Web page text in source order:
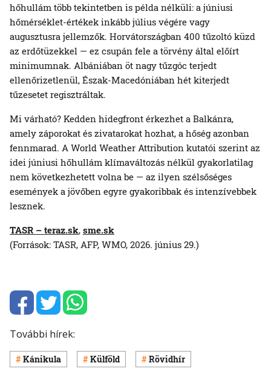
hőhullám több tekintetben is példa nélküli: a júniusi
hőmérséklet-értékek inkább július végére vagy
augusztusra jellemzők. Horvátországban 400 tűzoltó küzd
az erdőtüzekkel — ez csupán fele a törvény által előírt
minimumnak. Albániában öt nagy tűzgóc terjedt
ellenőrizetlenül, Észak-Macedóniában hét kiterjedt
tűzesetet regisztráltak.
Mi várható? Kedden hidegfront érkezhet a Balkánra,
amely záporokat és zivatarokat hozhat, a hőség azonban
fennmarad. A World Weather Attribution kutatói szerint az
idei júniusi hőhullám klímaváltozás nélkül gyakorlatilag
nem következhetett volna be — az ilyen szélsőséges
események a jövőben egyre gyakoribbak és intenzívebbek
lesznek.
TASR – teraz.sk, sme.sk
(Források: TASR, AFP, WMO, 2026. június 29.)
További hírek:
Kánikula Külföld Rövidhír